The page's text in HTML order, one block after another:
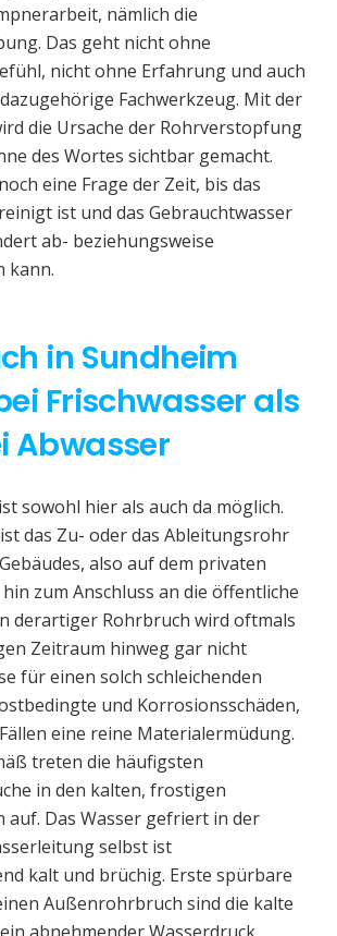
nämlich die
Das geht nicht ohne
nicht ohne Erfahrung und auch
Fachwerkzeug. Mit der
die Ursache der Rohrverstopfung
des Wortes sichtbar gemacht.
eine Frage der Zeit, bis das
ist und das Gebrauchtwasser
ab- beziehungsweise
kann.
in Sundheim
Frischwasser als
Abwasser
sowohl hier als auch da möglich.
das Zu- oder das Ableitungsrohr
also auf dem privaten
zum Anschluss an die öffentliche
derartiger Rohrbruch wird oftmals
Zeitraum hinweg gar nicht
für einen solch schleichenden
und Korrosionsschäden,
eine reine Materialermüdung.
treten die häufigsten
in den kalten, frostigen
auf. Das Wasser gefriert in der
selbst ist
kalt und brüchig. Erste spürbare
Außenrohrbruch sind die kalte